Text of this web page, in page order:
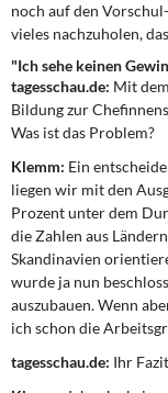
noch auf den
vieles nachzuholen,
"Ich sehe keinen
tagesschau.de: Mit
Bildung zur
Was ist das Problem?
Klemm: Ein
liegen wir mit den
Prozent unter dem
die Zahlen aus
Skandinavien
wurde ja nun
auszubauen. Wenn
ich schon die
tagesschau.de: Ihr